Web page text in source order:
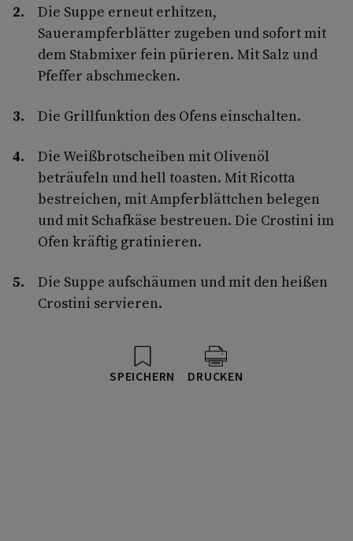
Die Suppe erneut erhitzen,
Sauerampferblätter zugeben und sofort mit
dem Stabmixer fein pürieren. Mit Salz und
Pfeffer abschmecken.
Die Grillfunktion des Ofens einschalten.
Die Weißbrotscheiben mit Olivenöl
beträufeln und hell toasten. Mit Ricotta
bestreichen, mit Ampferblättchen belegen
und mit Schafkäse bestreuen. Die Crostini im
Ofen kräftig gratinieren.
Die Suppe aufschäumen und mit den heißen
Crostini servieren.
SPEICHERN DRUCKEN